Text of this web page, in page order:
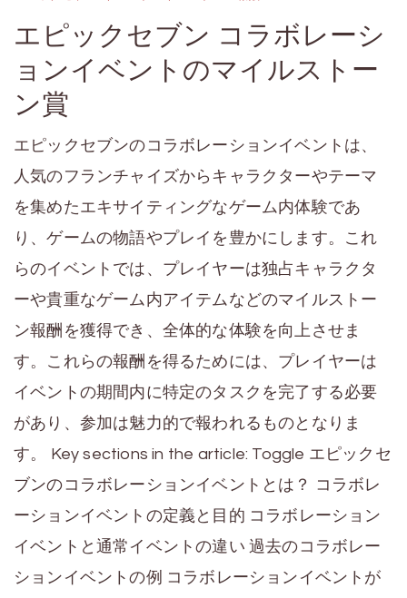
エピックセブン コラボレーシ
ョンイベントのマイルストー
ン賞
エピックセブンのコラボレーションイベントは、
人気のフランチャイズからキャラクターやテーマ
を集めたエキサイティングなゲーム内体験であ
り、ゲームの物語やプレイを豊かにします。これ
らのイベントでは、プレイヤーは独占キャラクタ
ーや貴重なゲーム内アイテムなどのマイルストー
ン報酬を獲得でき、全体的な体験を向上させま
す。これらの報酬を得るためには、プレイヤーは
イベントの期間内に特定のタスクを完了する必要
があり、参加は魅力的で報われるものとなりま
す。 Key sections in the article: Toggle エピックセ
ブンのコラボレーションイベントとは？ コラボレ
ーションイベントの定義と目的 コラボレーション
イベントと通常イベントの違い 過去のコラボレー
ションイベントの例 コラボレーションイベントが